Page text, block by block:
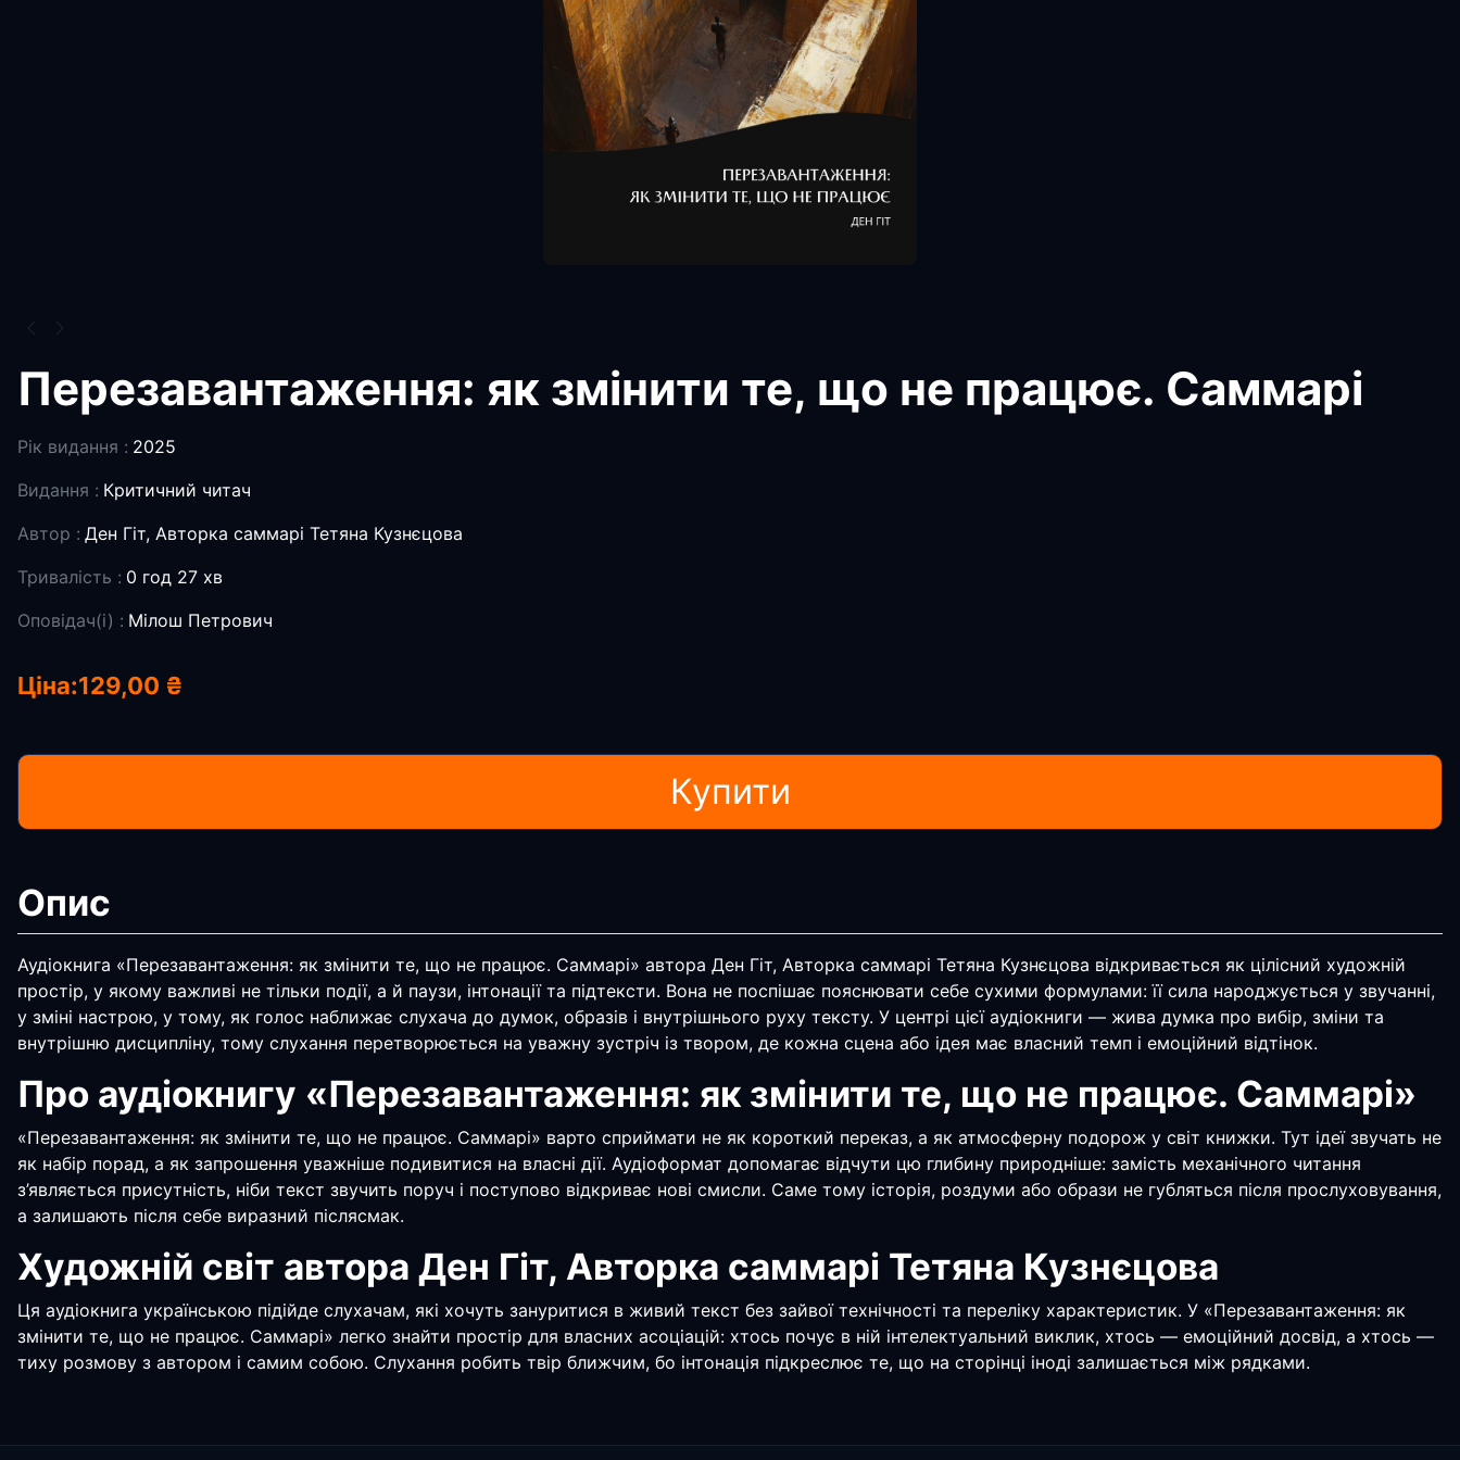
Перезавантаження: як змінити те, що не працює. Саммарі
Рік видання : 2025
Видання : Критичний читач
Автор : Ден Гіт, Авторка саммарі Тетяна Кузнєцова
Тривалість : 0 год 27 хв
Оповідач(і) : Мілош Петрович
Ціна:129,00 ₴
Купити
Опис
Аудіокнига «Перезавантаження: як змінити те, що не працює. Саммарі» автора Ден Гіт, Авторка саммарі Тетяна Кузнєцова відкривається як цілісний художній
простір, у якому важливі не тільки події, а й паузи, інтонації та підтексти. Вона не поспішає пояснювати себе сухими формулами: її сила народжується у звучанні,
у зміні настрою, у тому, як голос наближає слухача до думок, образів і внутрішнього руху тексту. У центрі цієї аудіокниги — жива думка про вибір, зміни та
внутрішню дисципліну, тому слухання перетворюється на уважну зустріч із твором, де кожна сцена або ідея має власний темп і емоційний відтінок.
Про аудіокнигу «Перезавантаження: як змінити те, що не працює. Саммарі»
«Перезавантаження: як змінити те, що не працює. Саммарі» варто сприймати не як короткий переказ, а як атмосферну подорож у світ книжки. Тут ідеї звучать не
як набір порад, а як запрошення уважніше подивитися на власні дії. Аудіоформат допомагає відчути цю глибину природніше: замість механічного читання
з’являється присутність, ніби текст звучить поруч і поступово відкриває нові смисли. Саме тому історія, роздуми або образи не губляться після прослуховування,
а залишають після себе виразний післясмак.
Художній світ автора Ден Гіт, Авторка саммарі Тетяна Кузнєцова
Ця аудіокнига українською підійде слухачам, які хочуть зануритися в живий текст без зайвої технічності та переліку характеристик. У «Перезавантаження: як
змінити те, що не працює. Саммарі» легко знайти простір для власних асоціацій: хтось почує в ній інтелектуальний виклик, хтось — емоційний досвід, а хтось —
тиху розмову з автором і самим собою. Слухання робить твір ближчим, бо інтонація підкреслює те, що на сторінці іноді залишається між рядками.